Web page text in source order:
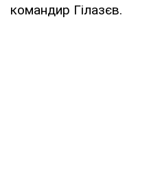
командир Гілазєв.